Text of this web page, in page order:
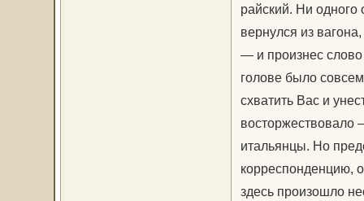
райский. Ни одного
вернулся из
— и произнес
голове было
схватить Вас и
восторжествовало
итальянцы. Но
корреспонденцию,
здесь произошло